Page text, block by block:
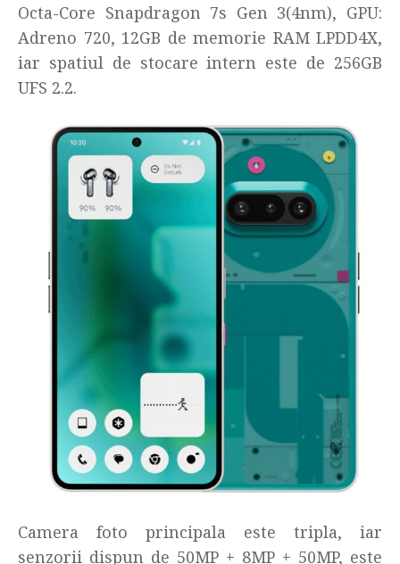
Octa-Core Snapdragon 7s Gen 3(4nm), GPU:
Adreno 720, 12GB de memorie RAM LPDD4X,
iar spatiul de stocare intern este de 256GB
UFS 2.2.
Camera foto principala este tripla, iar
senzorii dispun de 50MP + 8MP + 50MP, este